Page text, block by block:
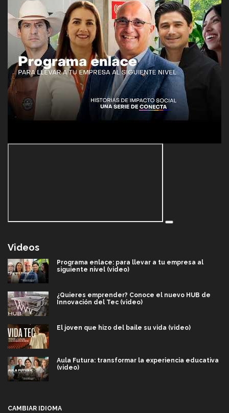
Videos
Programa enlace: para llevar a tu empresa al
siguiente nivel (video)
¿Quieres emprender? Conoce el nuevo HUB de
Innovación del Tec (video)
El joven que hizo del baile su vida (video)
Aula Futura: transformar la experiencia educativa
(video)
CAMBIAR IDIOMA